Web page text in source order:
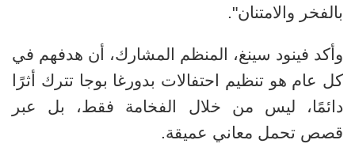
بالفخر والامتنان."
وأكد فينود سينغ، المنظم المشارك، أن هدفهم في
كل عام هو تنظيم احتفالات بدورغا بوجا تترك أثرًا
دائمًا، ليس من خلال الفخامة فقط، بل عبر
قصص تحمل معاني عميقة.